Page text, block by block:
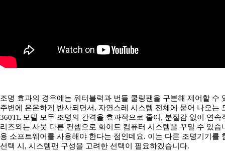
조명 효과의 경우에는 워터블럭과 번들 쿨링팬을 구분해 제어할
주변에 은은하게 반사되면서, 자연스레 시스템 전체에 묻어 나오는
360TL 모델 모두 조명의 간격을 효과적으로 줄여, 분절감 없이 연
리즈와는 사뭇 다른 컨셉으로 화이트 컴퓨터 시스템을 꾸밀 수 있
용 소프트웨어를 사용해야 한다는 점인데요. 이는 다른 조명기기
선택 시, 시스템팬 구성을 고려한 선택이 필요하겠습니다.